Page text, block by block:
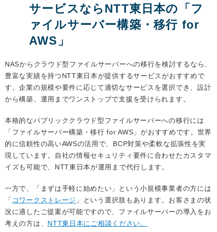
サービスならNTT東日本の「フ
ァイルサーバー構築・移行 for
AWS」
NASからクラウド型ファイルサーバーへの移行を検討するなら、
豊富な実績を持つNTT東日本が提供するサービスがおすすめで
す。企業の規模や要件に応じて適切なサービスを選択でき、設計
から構築、運用までワンストップで支援を受けられます。
本格的なパブリッククラウド型ファイルサーバーへの移行には
「ファイルサーバー構築・移行 for AWS」がおすすめです。世界
的に信頼性の高いAWSの活用で、BCP対策や柔軟な拡張性を実
現しています。自社の情報セキュリティ要件に合わせたカスタマ
イズも可能で、NTT東日本が運用まで代行します。
一方で、「まずは手軽に始めたい」という小規模事業者の方には
「 コワークストレージ 」という選択肢もあります。お客さまの状
況に適したご提案が可能ですので、ファイルサーバーの導入をお
考えの方は、 NTT東日本にご相談ください。